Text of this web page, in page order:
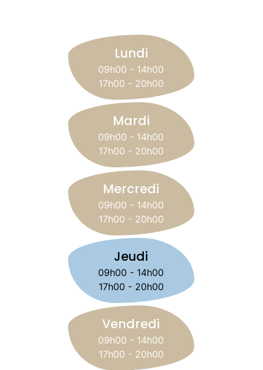
Lundi
09h00 - 14h00
17h00 - 20h00
Mardi
09h00 - 14h00
17h00 - 20h00
Mercredi
09h00 - 14h00
17h00 - 20h00
Jeudi
09h00 - 14h00
17h00 - 20h00
Vendredi
09h00 - 14h00
17h00 - 20h00